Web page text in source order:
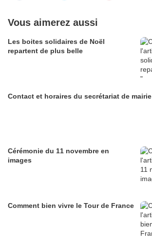
Vous aimerez aussi
Les boites solidaires de Noël
repartent de plus belle
Contact et horaires du secrétariat de mairie
Cérémonie du 11 novembre en
images
Comment bien vivre le Tour de France